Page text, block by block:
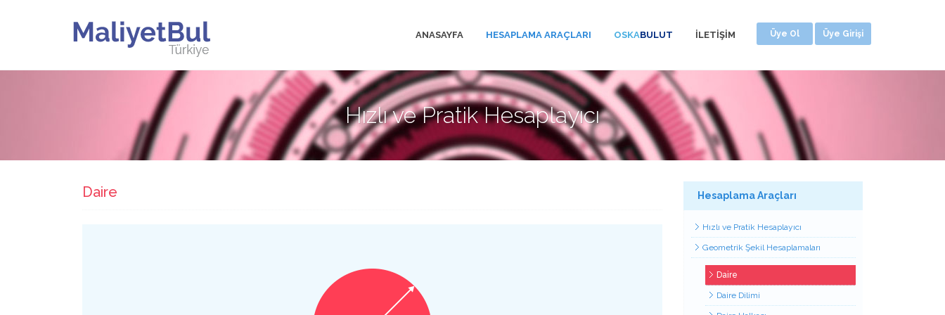
ANASAYFA HESAPLAMA ARAÇLARI OSKABULUT İLETİŞİM Üye Ol Üye Girişi
Hızlı ve Pratik Hesaplayıcı
Daire Hesaplama Araçları
Hızlı ve Pratik Hesaplayıcı
Geometrik Şekil Hesaplamaları
Daire
Daire Dilimi